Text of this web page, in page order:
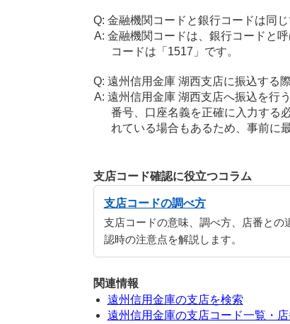
金融機関コードと銀行コードは同じ
金融機関コードは、銀行コードと
コードは「1517」です。
遠州信用金庫 湖西支店に振込する
遠州信用金庫 湖西支店へ振込を行
番号、口座名義を正確に入力する
れている場合もあるため、事前に
支店コード確認に役立つコラム
支店コードの調べ方
支店コードの意味、調べ方、店番との
認時の注意点を解説します。
関連情報
遠州信用金庫の支店を検索
遠州信用金庫の支店コード一覧・